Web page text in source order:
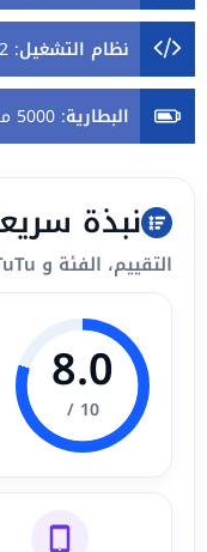
نظام التشغيل:
البطارية: 5000 ملي أمبير - 18 واط
نبذة
التقييم، الفئة و AnTuTu.
8.0
10 /